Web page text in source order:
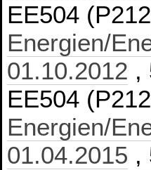
EE504
Energien/
01.10.2012 ,
EE504
Energien/
01.04.2015 ,